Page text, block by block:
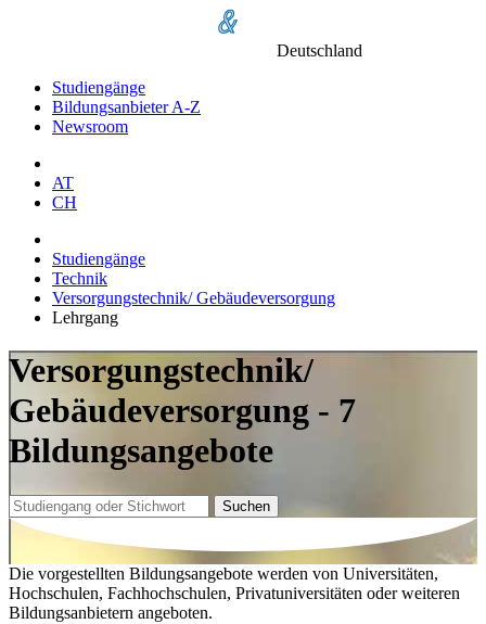
Deutschland
Studiengänge
Bildungsanbieter A-Z
Newsroom
AT
CH
Studiengänge
Technik
Versorgungstechnik/ Gebäudeversorgung
Lehrgang
Versorgungstechnik/
Gebäudeversorgung - 7
Bildungsangebote
Suchen
Die vorgestellten Bildungsangebote werden von Universitäten,
Hochschulen, Fachhochschulen, Privatuniversitäten oder weiteren
Bildungsanbietern angeboten.